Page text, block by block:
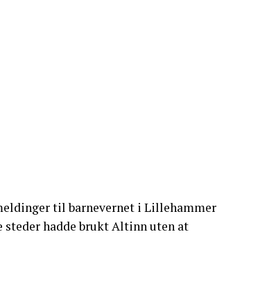
til barnevernet i Lillehammer
hadde brukt Altinn uten at